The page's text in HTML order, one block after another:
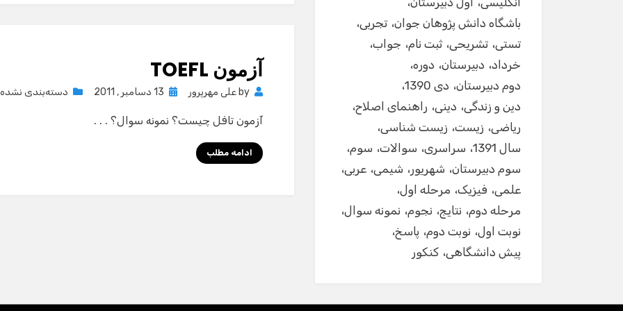
آزمون TOEFL
by علی مهرپرور
Posted
13 دسامبر , 2011 دسته‌بندی نشده
آزمون تافل چیست؟ نمونه سوال؟ . . .
ادامه مطلب
باشگاه دانش پژوهان جوان تجربی
تستی تشریحی ثبت نام جواب
خرداد دبیرستان دوره
دوم دبیرستان دی 1390
دین و زندگی دینی راهنمای اصلاح
ریاضی زیست زیست شناسی
سال 1391
سراسری سوالات سوم
سوم دبیرستان شهریور شیمی عربی
علمی فیزیک مرحله اول
مرحله دوم نتایج نجوم نمونه سوال
نوبت اول نوبت دوم پاسخ
پیش دانشگاهی کنکور